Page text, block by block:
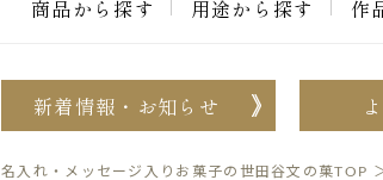
商品から探す 用途から探す 作
新着情報・お知らせ
名入れ・メッセージ入りお菓子の世田谷文の菓TOP